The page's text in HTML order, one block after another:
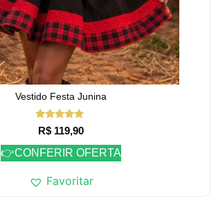
Vestido Festa Junina
Avaliação
5.00
de 5
R$ 119,90
👉CONFERIR OFERTA
Favoritar